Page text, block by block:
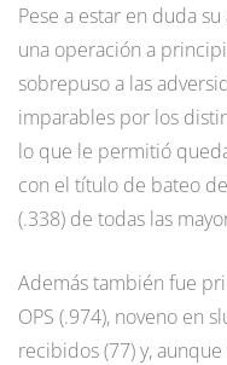
Pese a estar en duda
una operación a
sobrepuso a las
imparables por los
lo que le permitió
con el título de bateo
(.338) de todas las
Además también fue
OPS (.974), noveno en
recibidos (77) y,